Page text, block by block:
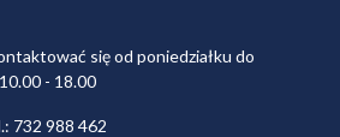
się od poniedziałku do
- 18.00
732 988 462